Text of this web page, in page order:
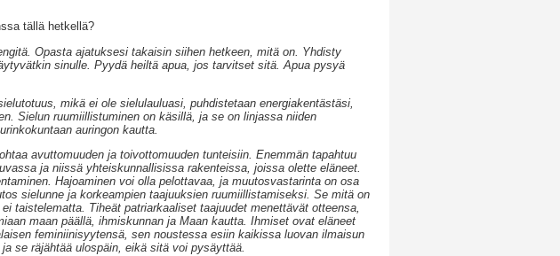
tällä hetkellä?
Opasta ajatuksesi takaisin siihen hetkeen, mitä on. Yhdisty
sinulle. Pyydä heiltä apua, jos tarvitset sitä. Apua pysyä
mikä ei ole sielulauluasi, puhdistetaan energiakentästäsi,
Sielun ruumiillistuminen on käsillä, ja se on linjassa niiden
auringon kautta.
avuttomuuden ja toivottomuuden tunteisiin. Enemmän tapahtuu
ja niissä yhteiskunnallisissa rakenteissa, joissa olette eläneet.
Hajoaminen voi olla pelottavaa, ja muutosvastarinta on osa
sielunne ja korkeampien taajuuksien ruumiillistamiseksi. Se mitä on
taistelematta. Tiheät patriarkaaliset taajuudet menettävät otteensa,
maan päällä, ihmiskunnan ja Maan kautta. Ihmiset ovat eläneet
feminiinisyytensä, sen noustessa esiin kaikissa luovan ilmaisun
se räjähtää ulospäin, eikä sitä voi pysäyttää.